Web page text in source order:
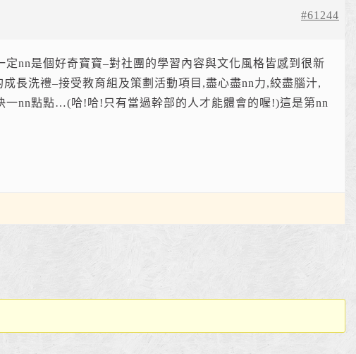
#61244
nn是個好奇寶寶–對社團的學習內容與文化風格皆感到很新
長洗禮–接受教育組及策劃活動項目,盡心盡nn力,絞盡腦汁,
nn點點…(哈!哈!只有當過幹部的人才能體會的喔!)這是第nn